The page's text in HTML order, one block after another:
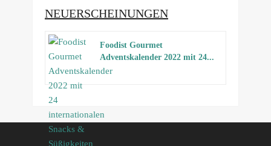
NEUERSCHEINUNGEN
Foodist Gourmet
Adventskalender 2022 mit 24...